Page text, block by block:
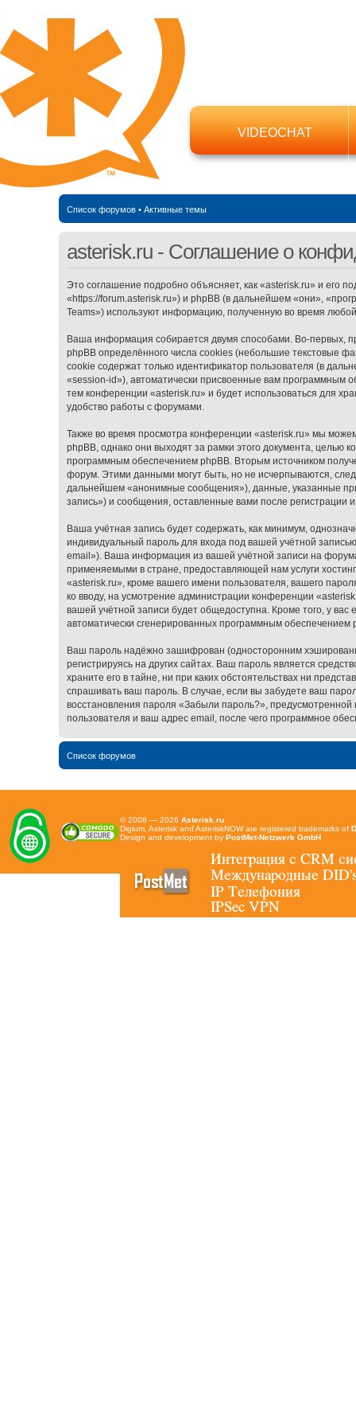
VIDEOCHAT
Список форумов• Активные темы
asterisk.ru - Соглашение о
Это соглашение подробно объясняет, как «asterisk.ru» и его
«https://forum.asterisk.ru») и phpBB (в дальнейшем «они»,
Teams») используют информацию, полученную во время
Ваша информация собирается двумя способами. Во-первых,
phpBB определённого числа cookies (небольшие текстовые
cookie содержат только идентификатор пользователя (в
«session-id»), автоматически присвоенные вам программным
тем конференции «asterisk.ru» и будет использоваться для
удобство работы с форумами.
Также во время просмотра конференции «asterisk.ru» мы
phpBB, однако они выходят за рамки этого документа, целью
программным обеспечением phpBB. Вторым источником
форум. Этими данными могут быть, но не исчерпываются,
дальнейшем «анонимные сообщения»), данные, указанные
запись») и сообщения, оставленные вами после
Ваша учётная запись будет содержать, как минимум,
индивидуальный пароль для входа под вашей учётной
email»). Ваша информация из вашей учётной записи на
применяемыми в стране, предоставляющей нам услуги
«asterisk.ru», кроме вашего имени пользователя, вашего
ко вводу, на усмотрение администрации конференции
вашей учётной записи будет общедоступна. Кроме того, у вас
автоматически сгенерированных программным обеспечением
Ваш пароль надёжно зашифрован (односторонним
регистрируясь на других сайтах. Ваш пароль является
храните его в тайне, ни при каких обстоятельствах ни
спрашивать ваш пароль. В случае, если вы забудете ваш
восстановления пароля «Забыли пароль?»,
пользователя и ваш адрес email, после чего программное
Список форумов
© 2008 — 2026 Asterisk.ru
Digium, Asterisk and AsteriskNOW are registered trademarks of
Design and development by PostMet-Netzwerk GmbH